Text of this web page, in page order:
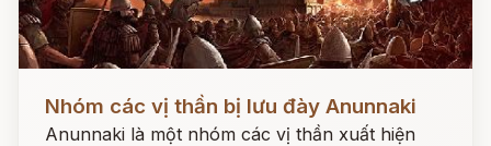
Nhóm các vị thần bị lưu đày Anunnaki
Anunnaki là một nhóm các vị thần xuất hiện